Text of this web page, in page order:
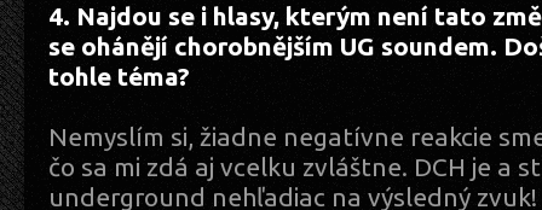
4. Najdou se i hlasy, kterým není tato
se ohánějí chorobnějším UG soundem.
tohle téma?
Nemyslím si, žiadne negatívne reakcie
čo sa mi zdá aj vcelku zvláštne. DCH je a
underground nehľadiac na výsledný zvuk!